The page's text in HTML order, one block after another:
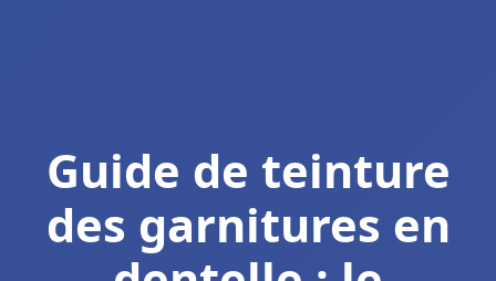
Guide de teinture
des garnitures en